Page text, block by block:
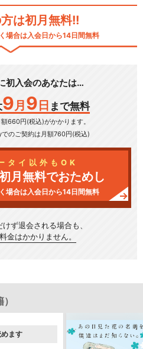
は初月無料!!
場合は入会日から14日間無料
初入会のあなたは…
9 月 9 日 まで無料
660円(税込)がかかります。
でのご契約は月額760円(税込)
タイ以外もOK
月無料でおためし
場合は入会日から14日間無料
けず退会される場合も、
金はかかりません。
ます